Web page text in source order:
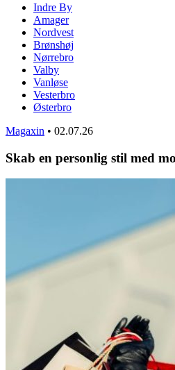
Indre By
Amager
Nordvest
Brønshøj
Nørrebro
Valby
Vanløse
Vesterbro
Østerbro
Magaxin • 02.07.26
Skab en personlig stil med